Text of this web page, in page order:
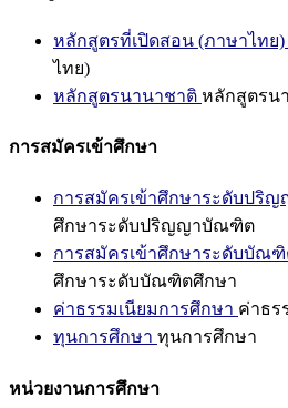
หลักสูตรที่เปิดสอน (ภาษาไทย)
ไทย)
หลักสูตรนานาชาติ หลักสูตรน
การสมัครเข้าศึกษา
การสมัครเข้าศึกษาระดับปริ
ศึกษาระดับปริญญาบัณฑิต
การสมัครเข้าศึกษาระดับบัณ
ศึกษาระดับบัณฑิตศึกษา
ค่าธรรมเนียมการศึกษา ค่าธร
ทุนการศึกษา ทุนการศึกษา
หน่วยงานการศึกษา